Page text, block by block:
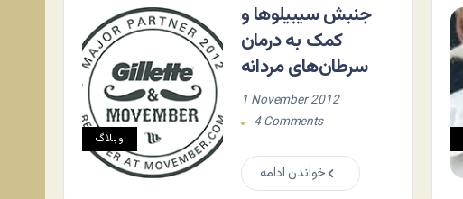
وبلاگ
جنبش سیبیلوها و
کمک به درمان
سرطان‌های مردانه
1 November 2012
4 Comments
خواندن ادامه